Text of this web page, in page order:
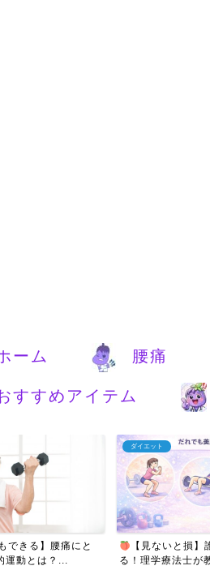
ーム
腰痛
すすめアイテム
できる】腰痛にと
運動とは？...
ダイエット
【見ないと損
る！理学療法士が